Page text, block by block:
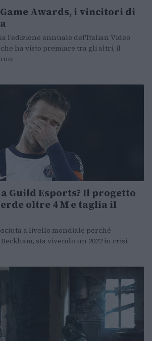
Awards, i vincitori di
l’edizione annuale del'Italian Video
che ha visto premiare tra gli altri, il
a Guild Esports? Il progetto
oltre 4 M e taglia il
a livello mondiale perché
sta vivendo un 2022 in crisi.